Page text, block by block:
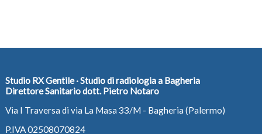
Studio RX Gentile · Studio di radiologia a Bagheria
Direttore Sanitario dott. Pietro Notaro
Via I Traversa di via La Masa 33/M - Bagheria (Palermo)
P.IVA 02508070824